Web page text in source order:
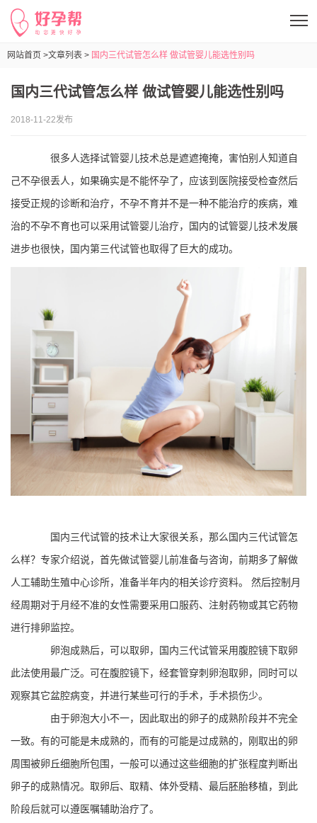
网站首页 >文章列表 > 国内三代试管怎么样 做试管婴儿能选性别吗
国内三代试管怎么样 做试管婴儿能选性别吗
2018-11-22发布
很多人选择试管婴儿技术总是遮遮掩掩，害怕别人知道自
己不孕很丢人，如果确实是不能怀孕了，应该到医院接受检查然后
接受正规的诊断和治疗，不孕不育并不是一种不能治疗的疾病，难
治的不孕不育也可以采用试管婴儿治疗，国内的试管婴儿技术发展
进步也很快，国内第三代试管也取得了巨大的成功。
国内三代试管的技术让大家很关系，那么国内三代试管怎
么样？专家介绍说，首先做试管婴儿前准备与咨询，前期多了解做
人工辅助生殖中心诊所，准备半年内的相关诊疗资料。 然后控制月
经周期对于月经不准的女性需要采用口服药、注射药物或其它药物
进行排卵监控。
卵泡成熟后，可以取卵，国内三代试管采用腹腔镜下取卵
此法使用最广泛。可在腹腔镜下，经套管穿刺卵泡取卵，同时可以
观察其它盆腔病变，并进行某些可行的手术，手术损伤少。
由于卵泡大小不一，因此取出的卵子的成熟阶段并不完全
一致。有的可能是未成熟的，而有的可能是过成熟的，刚取出的卵
周围被卵丘细胞所包围，一般可以通过这些细胞的扩张程度判断出
卵子的成熟情况。取卵后、取精、体外受精、最后胚胎移植，到此
阶段后就可以遵医嘱辅助治疗了。